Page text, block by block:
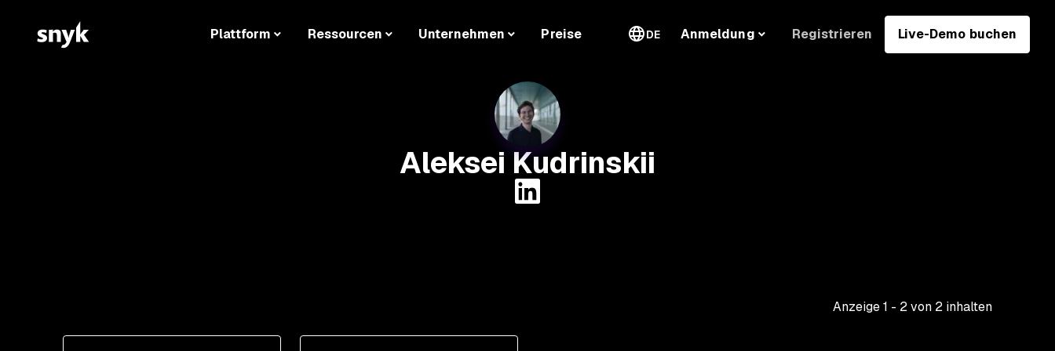
Plattform Ressourcen Unternehmen Preise DE Anmeldung Registrieren Live-Demo buchen
Aleksei Kudrinskii
Anzeige1 - 2von 2 inhalten